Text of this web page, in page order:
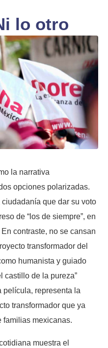
lo otro
la narrativa
opciones polarizadas.
que dar su voto
de “los de siempre”, en
contraste, no se cansan
transformador del
humanista y guiado
castillo de la pureza”
película, representa la
transformador que ya
familias mexicanas.
muestra el